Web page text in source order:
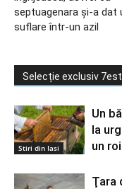
septuagenara și-a dat
suflare într-un azil
Selecție exclusiv 7est
Stiri din Iasi
Un
la
un
Ţara